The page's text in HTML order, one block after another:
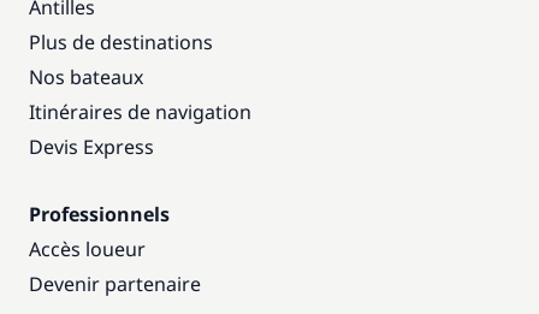
Antilles
Plus de destinations
Nos bateaux
Itinéraires de navigation
Devis Express
Professionnels
Accès loueur
Devenir partenaire